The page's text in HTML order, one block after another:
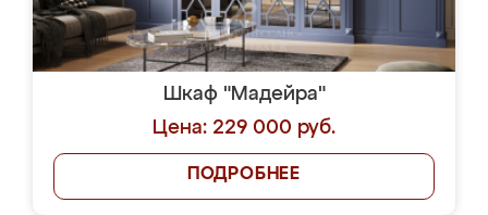
Шкаф "Мадейра"
Цена: 229 000 руб.
ПОДРОБНЕЕ